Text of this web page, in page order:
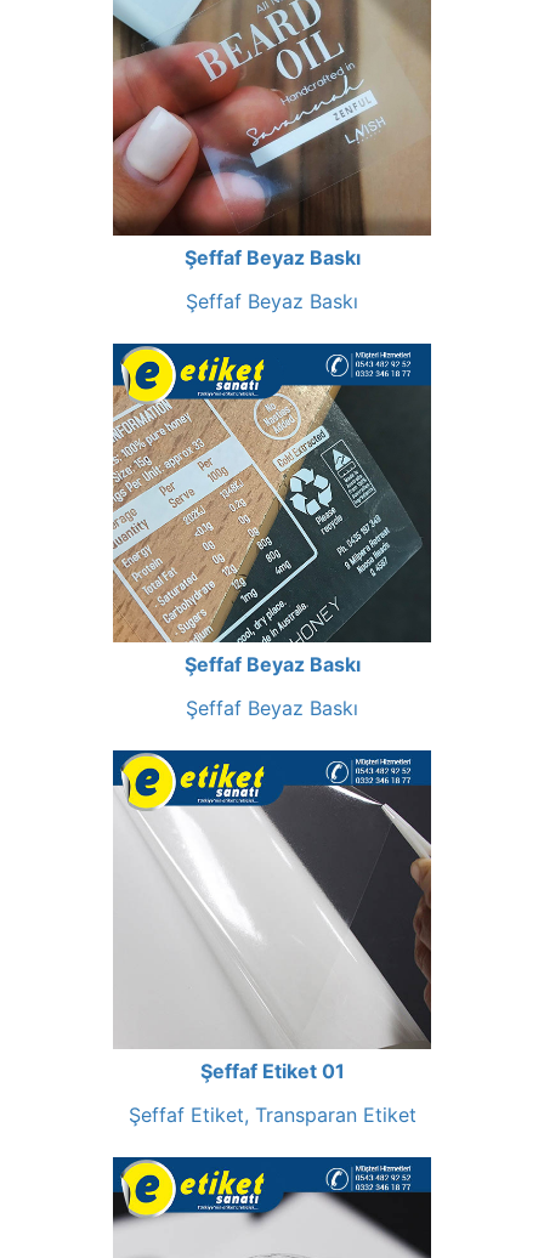
Şeffaf Beyaz Baskı
Şeffaf Beyaz Baskı
Şeffaf Beyaz Baskı
Şeffaf Beyaz Baskı
Şeffaf Etiket 01
Şeffaf Etiket, Transparan Etiket